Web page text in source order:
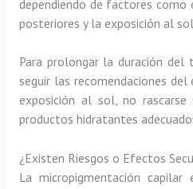
dependiendo de factores
posteriores y la exposición al
Para prolongar la duración
seguir las recomendaciones
exposición al sol, no
productos hidratantes
¿Existen Riesgos o Efectos
La micropigmentación